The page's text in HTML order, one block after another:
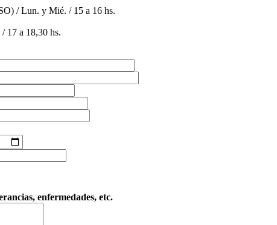
/ Lun. y Mié. / 15 a 16 hs.
17 a 18,30 hs.
enfermedades, etc.